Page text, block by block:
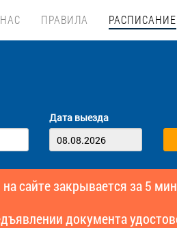
ПРАВИЛА РАСПИСАНИЕ
Дата выезда
сайте закрывается за 5
документа